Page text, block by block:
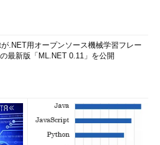
.NET用オープンソース機械学習フレー
最新版「ML.NET 0.11」を公開